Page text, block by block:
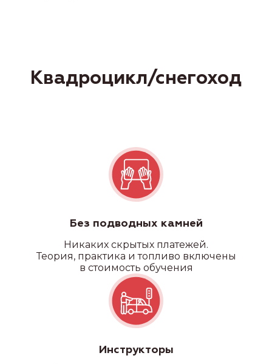
Без подводных камней
Никаких скрытых платежей.
Теория, практика и топливо включены
в стоимость обучения
Инструкторы